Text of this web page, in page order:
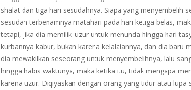
shalat dan tiga hari sesudahnya. Siapa yang menyembelih
sesudah terbenamnya matahari pada hari ketiga belas,
tetapi, jika dia memiliki uzur untuk menunda hingga hari
kurbannya kabur, bukan karena kelalaiannya, dan dia baru
dia mewakilkan seseorang untuk menyembelihnya, lalu
hingga habis waktunya, maka ketika itu, tidak mengapa
karena uzur. Diqiyaskan dengan orang yang tidur atau